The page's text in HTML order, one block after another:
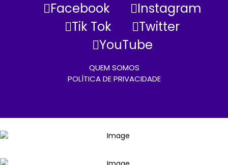
Facebook
Instagram
Tik Tok
Twitter
YouTube
QUEM SOMOS
POLÍTICA DE PRIVACIDADE